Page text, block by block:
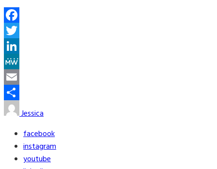
Facebook
Twitter
LinkedIn
MeWe
Email
Share Jessica
facebook
instagram
youtube